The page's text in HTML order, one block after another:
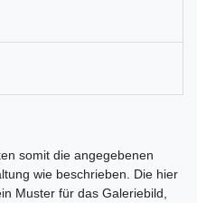
somit die angegebenen
wie beschrieben. Die hier
Muster für das Galeriebild,